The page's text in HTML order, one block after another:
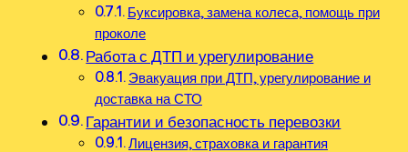
Буксировка, замена колеса, помощь при
проколе
Работа с ДТП и урегулирование
Эвакуация при ДТП, урегулирование и
доставка на СТО
Гарантии и безопасность перевозки
Лицензия, страховка и гарантия